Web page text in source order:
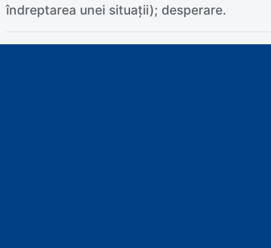
îndreptarea unei situații); desperare.